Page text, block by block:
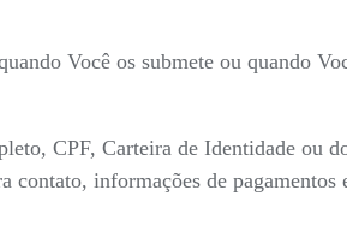
Você os submete ou quando
CPF, Carteira de Identidade ou
informações de